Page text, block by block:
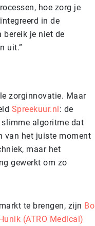
hoe zorg je
in de
bereik je niet de
uit.”
zorginnovatie. Maar
Spreekuur.nl : de
slimme algoritme dat
van het juiste moment
maar het
gewerkt om zo
te brengen, zijn Bo
(ATRO Medical)